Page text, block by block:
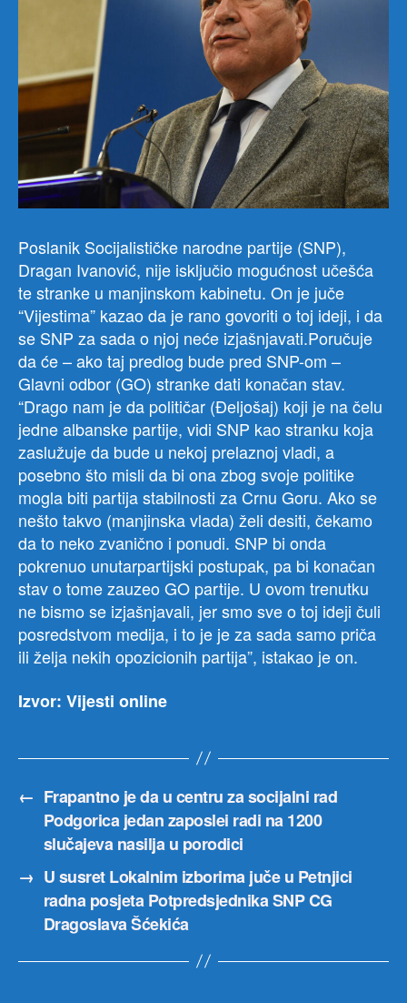
Poslanik Socijalističke narodne partije (SNP),
Dragan Ivanović, nije isključio mogućnost učešća
te stranke u manjinskom kabinetu. On je juče
“Vijestima” kazao da je rano govoriti o toj ideji, i da
se SNP za sada o njoj neće izjašnjavati.Poručuje
da će – ako taj predlog bude pred SNP-om –
Glavni odbor (GO) stranke dati konačan stav.
“Drago nam je da političar (Đeljošaj) koji je na čelu
jedne albanske partije, vidi SNP kao stranku koja
zaslužuje da bude u nekoj prelaznoj vladi, a
posebno što misli da bi ona zbog svoje politike
mogla biti partija stabilnosti za Crnu Goru. Ako se
nešto takvo (manjinska vlada) želi desiti, čekamo
da to neko zvanično i ponudi. SNP bi onda
pokrenuo unutarpartijski postupak, pa bi konačan
stav o tome zauzeo GO partije. U ovom trenutku
ne bismo se izjašnjavali, jer smo sve o toj ideji čuli
posredstvom medija, i to je je za sada samo priča
ili želja nekih opozicionih partija”, istakao je on.
Izvor: Vijesti online
← Frapantno je da u centru za socijalni rad
Podgorica jedan zaposlei radi na 1200
slučajeva nasilja u porodici
→ U susret Lokalnim izborima juče u Petnjici
radna posjeta Potpredsjednika SNP CG
Dragoslava Šćekića